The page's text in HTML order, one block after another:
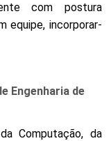
com postura
equipe, incorporar-
Engenharia de
Computação, da